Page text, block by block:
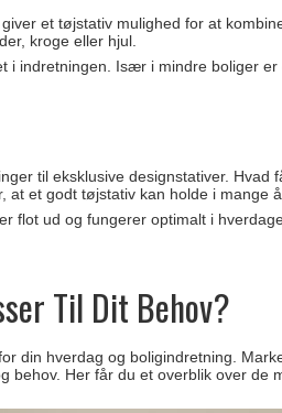
et tøjstativ mulighed for at
kroge eller hjul.
i indretningen. Især i mindre boliger
til eksklusive designstativer. Hvad
at et godt tøjstativ kan holde i
flot ud og fungerer optimalt i
Til Dit Behov?
din hverdag og boligindretning.
behov. Her får du et overblik over